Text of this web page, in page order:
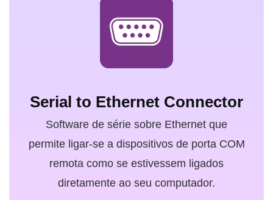
Serial to Ethernet Connector
Software de série sobre Ethernet que
permite ligar-se a dispositivos de porta COM
remota como se estivessem ligados
diretamente ao seu computador.